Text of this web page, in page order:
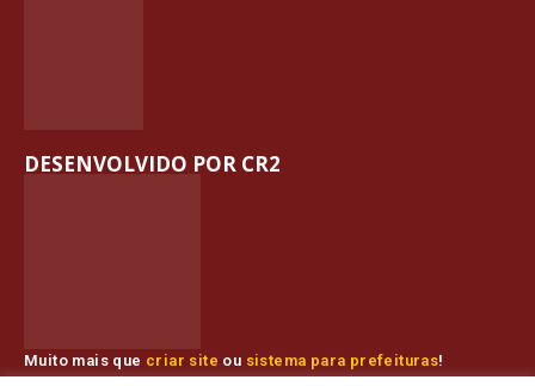
Muito mais que criar site ou sistema para prefeituras!
DESENVOLVIDO POR CR2